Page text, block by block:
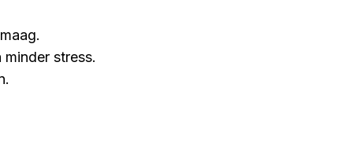
stress.